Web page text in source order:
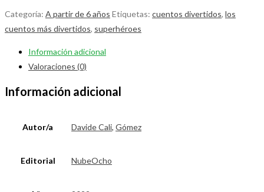
Categoría: A partir de 6 años Etiquetas: cuentos divertidos, los
cuentos más divertidos, superhéroes
Información adicional
Valoraciones (0)
Información adicional
Autor/a Davide Cali, Gómez
Editorial NubeOcho